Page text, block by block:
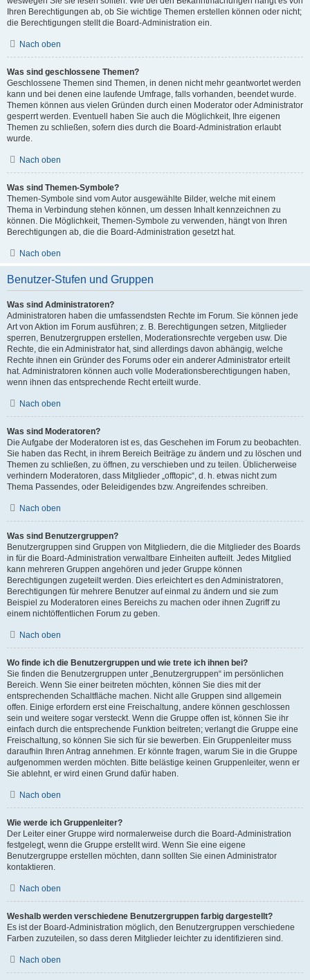
Ihren Berechtigungen ab, ob Sie wichtige Themen erstellen können oder nicht;
die Berechtigungen stellt die Board-Administration ein.
Nach oben
Was sind geschlossene Themen?
Geschlossene Themen sind Themen, in denen nicht mehr geantwortet werden
kann und bei denen eine laufende Umfrage, falls vorhanden, beendet wurde.
Themen können aus vielen Gründen durch einen Moderator oder Administrator
gesperrt werden. Eventuell haben Sie auch die Möglichkeit, Ihre eigenen
Themen zu schließen, sofern dies durch die Board-Administration erlaubt
wurde.
Nach oben
Was sind Themen-Symbole?
Themen-Symbole sind vom Autor ausgewählte Bilder, welche mit einem
Thema in Verbindung stehen können, um dessen Inhalt kennzeichnen zu
können. Die Möglichkeit, Themen-Symbole zu verwenden, hängt von Ihren
Berechtigungen ab, die die Board-Administration gesetzt hat.
Nach oben
Benutzer-Stufen und Gruppen
Was sind Administratoren?
Administratoren haben die umfassendsten Rechte im Forum. Sie können jede
Art von Aktion im Forum ausführen; z. B. Berechtigungen setzen, Mitglieder
sperren, Benutzergruppen erstellen, Moderationsrechte vergeben usw. Die
Rechte, die ein Administrator hat, sind allerdings davon abhängig, welche
Rechte ihnen ein Gründer des Forums oder ein anderer Administrator erteilt
hat. Administratoren können auch volle Moderationsberechtigungen haben,
wenn ihnen das entsprechende Recht erteilt wurde.
Nach oben
Was sind Moderatoren?
Die Aufgabe der Moderatoren ist es, das Geschehen im Forum zu beobachten.
Sie haben das Recht, in ihrem Bereich Beiträge zu ändern und zu löschen und
Themen zu schließen, zu öffnen, zu verschieben und zu teilen. Üblicherweise
verhindern Moderatoren, dass Mitglieder „offtopic“, d. h. etwas nicht zum
Thema Passendes, oder Beleidigendes bzw. Angreifendes schreiben.
Nach oben
Was sind Benutzergruppen?
Benutzergruppen sind Gruppen von Mitgliedern, die die Mitglieder des Boards
in für die Board-Administration verwaltbare Einheiten aufteilt. Jedes Mitglied
kann mehreren Gruppen angehören und jeder Gruppe können
Berechtigungen zugeteilt werden. Dies erleichtert es den Administratoren,
Berechtigungen für mehrere Benutzer auf einmal zu ändern und sie zum
Beispiel zu Moderatoren eines Bereichs zu machen oder ihnen Zugriff zu
einem nichtöffentlichen Forum zu geben.
Nach oben
Wo finde ich die Benutzergruppen und wie trete ich ihnen bei?
Sie finden die Benutzergruppen unter „Benutzergruppen“ im persönlichen
Bereich. Wenn Sie einer beitreten möchten, können Sie dies mit der
entsprechenden Schaltfläche machen. Nicht alle Gruppen sind allgemein
offen. Einige erfordern erst eine Freischaltung, andere können geschlossen
sein und weitere sogar versteckt. Wenn die Gruppe offen ist, können Sie ihr
einfach durch die entsprechende Funktion beitreten; verlangt die Gruppe eine
Freischaltung, so können Sie sich für sie bewerben. Ein Gruppenleiter muss
daraufhin Ihren Antrag annehmen. Er könnte fragen, warum Sie in die Gruppe
aufgenommen werden möchten. Bitte belästige keinen Gruppenleiter, wenn er
Sie ablehnt, er wird einen Grund dafür haben.
Nach oben
Wie werde ich Gruppenleiter?
Der Leiter einer Gruppe wird normalerweise durch die Board-Administration
festgelegt, wenn die Gruppe erstellt wird. Wenn Sie eine eigene
Benutzergruppe erstellen möchten, dann sollten Sie einen Administrator
kontaktieren.
Nach oben
Weshalb werden verschiedene Benutzergruppen farbig dargestellt?
Es ist der Board-Administration möglich, den Benutzergruppen verschiedene
Farben zuzuteilen, so dass deren Mitglieder leichter zu identifizieren sind.
Nach oben